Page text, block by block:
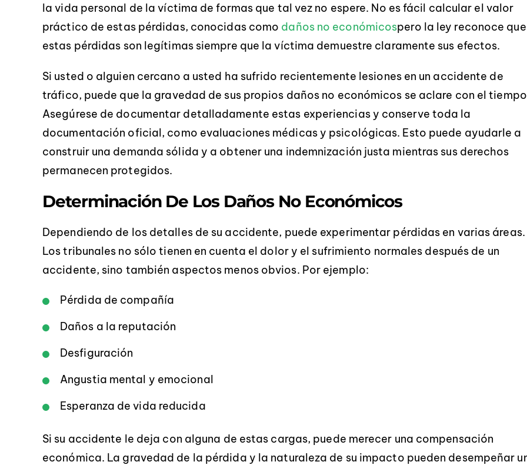
la vida personal de la víctima de formas que tal vez no espere. No es fácil calcular el valor
práctico de estas pérdidas, conocidas como daños no económicospero la ley reconoce que
estas pérdidas son legítimas siempre que la víctima demuestre claramente sus efectos.
Si usted o alguien cercano a usted ha sufrido recientemente lesiones en un accidente de
tráfico, puede que la gravedad de sus propios daños no económicos se aclare con el
Asegúrese de documentar detalladamente estas experiencias y conserve toda la
documentación oficial, como evaluaciones médicas y psicológicas. Esto puede ayudarle a
construir una demanda sólida y a obtener una indemnización justa mientras sus derechos
permanecen protegidos.
Determinación De Los Daños No Económicos
Dependiendo de los detalles de su accidente, puede experimentar pérdidas en varias áreas.
Los tribunales no sólo tienen en cuenta el dolor y el sufrimiento normales después de un
accidente, sino también aspectos menos obvios. Por ejemplo:
Pérdida de compañía
Daños a la reputación
Desfiguración
Angustia mental y emocional
Esperanza de vida reducida
Si su accidente le deja con alguna de estas cargas, puede merecer una compensación
económica. La gravedad de la pérdida y la naturaleza de su impacto pueden desempeñar